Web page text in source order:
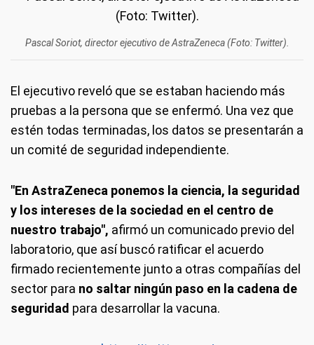
Pascal Soriot, director ejecutivo de AstraZeneca (Foto: Twitter).
El ejecutivo reveló que se estaban haciendo más
pruebas a la persona que se enfermó. Una vez que
estén todas terminadas, los datos se presentarán a
un comité de seguridad independiente.
"En AstraZeneca ponemos la ciencia, la seguridad
y los intereses de la sociedad en el centro de
nuestro trabajo", afirmó un comunicado previo del
laboratorio, que así buscó ratificar el acuerdo
firmado recientemente junto a otras compañías del
sector para no saltar ningún paso en la cadena de
seguridad para desarrollar la vacuna.